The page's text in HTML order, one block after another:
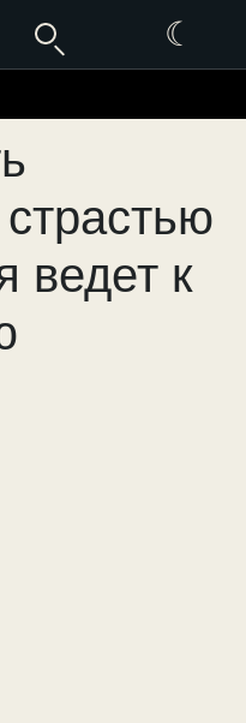
☾
ведет к